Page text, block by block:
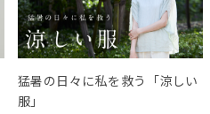
猛暑の日々に私を救う「涼しい
服」